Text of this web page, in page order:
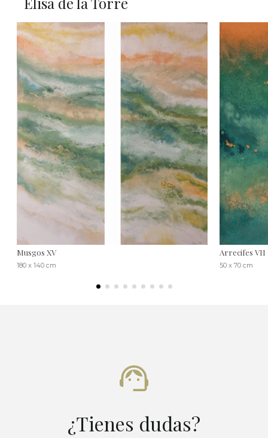
Musgos XV
180 x 140 cm
Arrecifes VII
50 x 70 cm
¿Tienes dudas?